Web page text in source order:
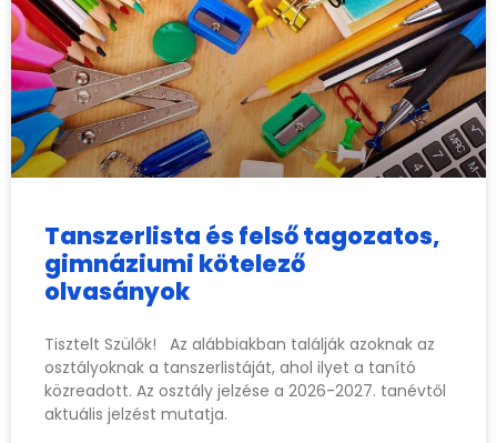
Tanszerlista és felső tagozatos,
gimnáziumi kötelező
olvasányok
Tisztelt Szülők! Az alábbiakban találják azoknak az
osztályoknak a tanszerlistáját, ahol ilyet a tanító
közreadott. Az osztály jelzése a 2026-2027. tanévtől
aktuális jelzést mutatja.